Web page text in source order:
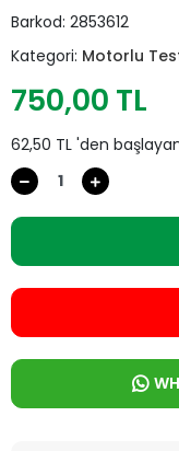
Barkod: 2853612
Kategori: Motorlu
750,00 TL
62,50 TL 'den